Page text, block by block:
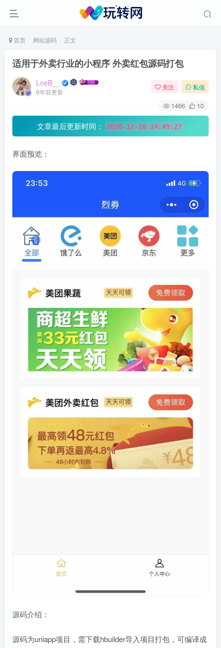
首页 网站源码 正文
适用于外卖行业的小程序 外卖红包源码打包
LoeB__
6年前更新
关注 私信
1466 10
文章最后更新时间： 2020-12-18 14:49:27
界面预览：
源码介绍：
源码为uniapp项目，需下载hbuilder导入项目打包，可编译成